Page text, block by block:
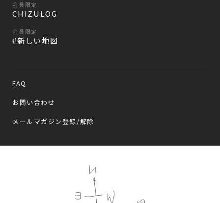
会員限定
CHIZULOG
会員限定
#新しい地図
FAQ
お問い合わせ
メールマガジン登録/解除